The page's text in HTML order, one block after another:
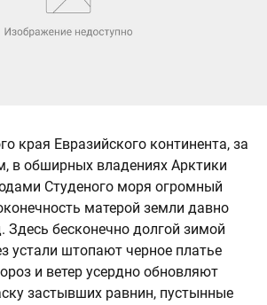
края Евразийского континента, за
в обширных владениях Арктики
Студеного моря огромный
матерой земли давно
Здесь бесконечно долгой зимой
устали штопают черное платье
и ветер усердно обновляют
застывших равнин, пустынные